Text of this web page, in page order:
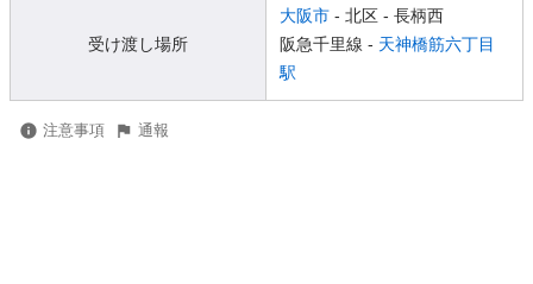
受け渡し場所
大阪市 - 北区 - 長柄西
阪急千里線 - 天神橋筋六丁目
駅
注意事項 通報